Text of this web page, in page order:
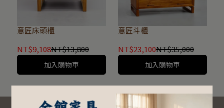
意匠床頭櫃
NT$9,108NT$13,800
加入購物車
意匠斗櫃
NT$23,100NT$35,000
加入購物車